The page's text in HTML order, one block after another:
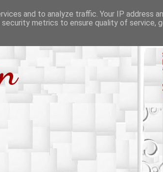
and to analyze traffic. Your IP address
metrics to ensure quality of service,